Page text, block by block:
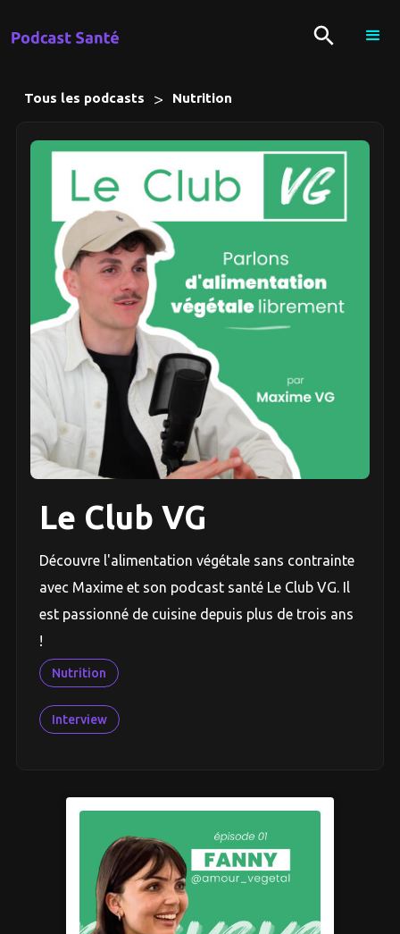
Tous les podcasts > Nutrition
Le Club VG
Découvre l'alimentation végétale sans contrainte
avec Maxime et son podcast santé Le Club VG. Il
est passionné de cuisine depuis plus de trois ans
!
Nutrition
Interview